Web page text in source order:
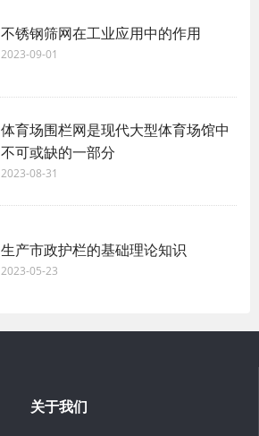
不锈钢筛网在工业应用中的作用
2023-09-01
体育场围栏网是现代大型体育场馆中
不可或缺的一部分
2023-08-31
生产市政护栏的基础理论知识
2023-05-23
关于我们